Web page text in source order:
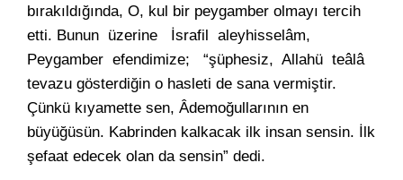
bırakıldığında, O, kul bir peygamber olmayı tercih
etti. Bunun üzerine İsrafil aleyhisselâm,
Peygamber efendimize; “şüphesiz, Allahü teâlâ
tevazu gösterdiğin o hasleti de sana vermiştir.
Çünkü kıyamette sen, Âdemoğullarının en
büyüğüsün. Kabrinden kalkacak ilk insan sensin. İlk
şefaat edecek olan da sensin” dedi.